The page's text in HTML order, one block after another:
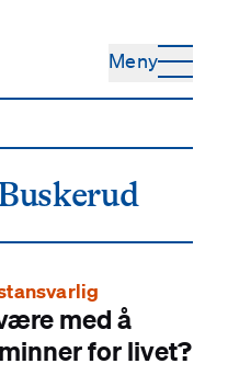
Meny
med å
for livet?